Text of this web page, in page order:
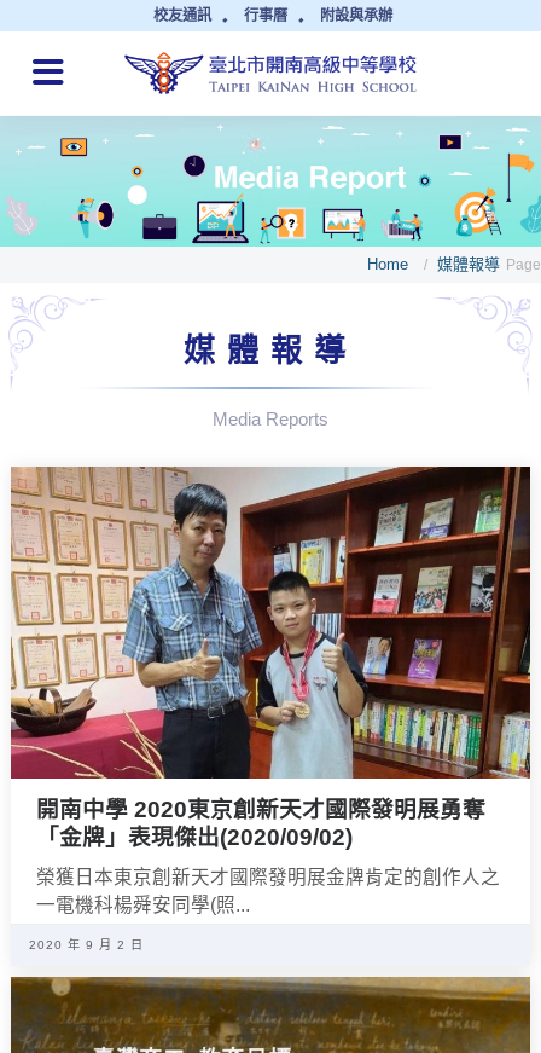
校友通訊 行事曆 附設與承辦
QUICK LINKS
Home / 媒體報導 Page
媒體報導
Media Reports
開南中學 2020東京創新天才國際發明展勇奪
「金牌」表現傑出(2020/09/02)
榮獲日本東京創新天才國際發明展金牌肯定的創作人之
一電機科楊舜安同學(照...
2020 年 9 月 2 日